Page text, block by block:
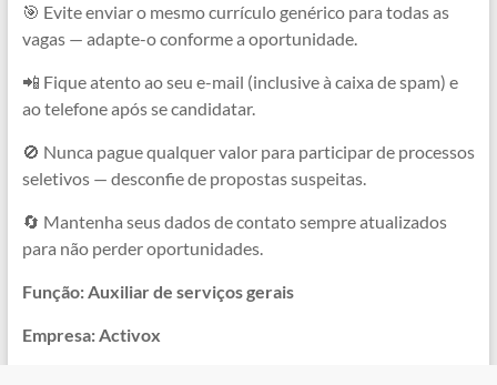
🎯 Evite enviar o mesmo currículo genérico para todas as
vagas — adapte-o conforme a oportunidade.
📲 Fique atento ao seu e-mail (inclusive à caixa de spam) e
ao telefone após se candidatar.
🚫 Nunca pague qualquer valor para participar de processos
seletivos — desconfie de propostas suspeitas.
🔄 Mantenha seus dados de contato sempre atualizados
para não perder oportunidades.
Função: Auxiliar de serviços gerais
Empresa: Activox